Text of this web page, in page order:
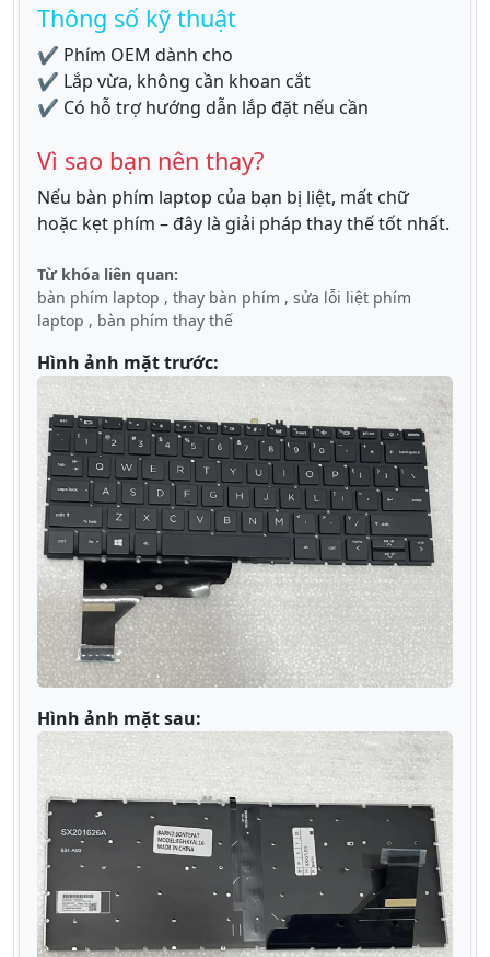
Thông số kỹ thuật
✔ Phím OEM dành cho
✔ Lắp vừa, không cần khoan cắt
✔ Có hỗ trợ hướng dẫn lắp đặt nếu cần
Vì sao bạn nên thay?
Nếu bàn phím laptop của bạn bị liệt, mất chữ
hoặc kẹt phím – đây là giải pháp thay thế tốt nhất.
Từ khóa liên quan:
bàn phím laptop , thay bàn phím , sửa lỗi liệt phím
laptop , bàn phím thay thế
Hình ảnh mặt trước:
Hình ảnh mặt sau: